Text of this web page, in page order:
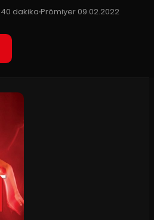
40 dakikaPrömiyer 09.02.2022